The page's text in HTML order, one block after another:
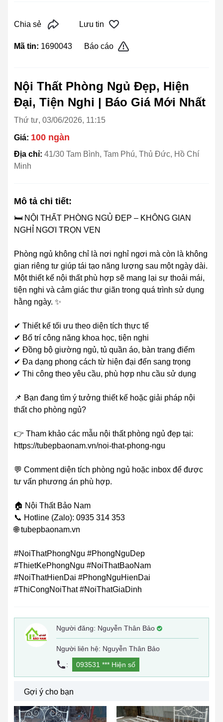
Chia sẻ Lưu tin
Mã tin: 1690043 Báo cáo
Nội Thất Phòng Ngủ Đẹp, Hiện
Đại, Tiện Nghi | Báo Giá Mới Nhất
Thứ tư, 03/06/2026, 11:15
Giá: 100 ngàn
Địa chỉ: 41/30 Tam Bình, Tam Phú, Thủ Đức, Hồ Chí
Minh
Mô tả chi tiết:
🛏️ NỘI THẤT PHÒNG NGỦ ĐẸP – KHÔNG GIAN
NGHỈ NGƠI TRỌN VẸN
Phòng ngủ không chỉ là nơi nghỉ ngơi mà còn là không
gian riêng tư giúp tái tạo năng lượng sau một ngày dài.
Một thiết kế nội thất phù hợp sẽ mang lại sự thoải mái,
tiện nghi và cảm giác thư giãn trong quá trình sử dụng
hằng ngày. ✨
✔ Thiết kế tối ưu theo diện tích thực tế
✔ Bố trí công năng khoa học, tiện nghi
✔ Đồng bộ giường ngủ, tủ quần áo, bàn trang điểm
✔ Đa dạng phong cách từ hiện đại đến sang trọng
✔ Thi công theo yêu cầu, phù hợp nhu cầu sử dụng
📌 Bạn đang tìm ý tưởng thiết kế hoặc giải pháp nội
thất cho phòng ngủ?
👉 Tham khảo các mẫu nội thất phòng ngủ đẹp tại:
https://tubepbaonam.vn/noi-that-phong-ngu
💬 Comment diện tích phòng ngủ hoặc inbox để được
tư vấn phương án phù hợp.
🏠 Nội Thất Bảo Nam
📞 Hotline (Zalo): 0935 314 353
🌐 tubepbaonam.vn
#NoiThatPhongNgu #PhongNguDep
#ThietKePhongNgu #NoiThatBaoNam
#NoiThatHienDai #PhongNguHienDai
#ThiCongNoiThat #NoiThatGiaDinh
Người đăng: Nguyễn Thân Bảo
Người liên hệ: Nguyễn Thân Bảo
:
093531 *** Hiện số
Gợi ý cho bạn